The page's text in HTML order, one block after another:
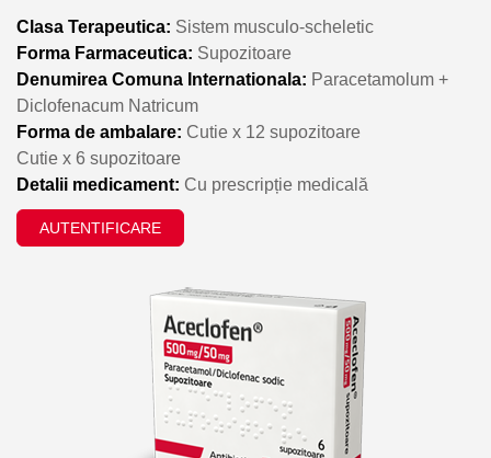
Clasa Terapeutica: Sistem musculo-scheletic
Forma Farmaceutica: Supozitoare
Denumirea Comuna Internationala: Paracetamolum +
Diclofenacum Natricum
Forma de ambalare: Cutie x 12 supozitoare
Cutie x 6 supozitoare
Detalii medicament: Cu prescripție medicală
AUTENTIFICARE